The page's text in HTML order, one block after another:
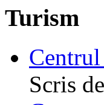
Turism
Scris de